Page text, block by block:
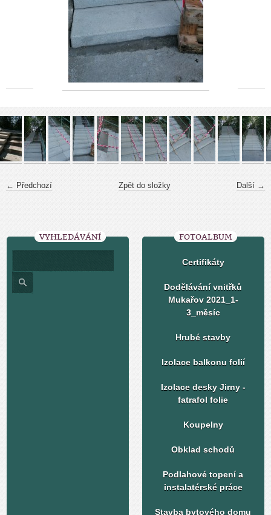
← Předchozí Další →
Zpět do složky
VYHLEDÁVÁNÍ FOTOALBUM
Certifikáty
Dodělávání vnitřků
Mukařov 2021_1-
3_měsíc
Hrubé stavby
Izolace balkonu folií
Izolace desky Jirny -
fatrafol folie
Koupelny
Obklad schodů
Podlahové topení a
instalatérské práce
Stavba bytového domu